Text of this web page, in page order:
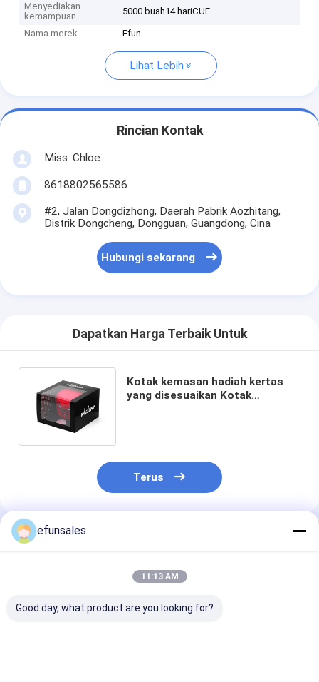
Menyediakan
kemampuan
5000 buah14 hariCUE
Nama merek Efun
Lihat Lebih
Rincian Kontak
Miss. Chloe
8618802565586
#2, Jalan Dongdizhong, Daerah Pabrik Aozhitang,
Distrik Dongcheng, Dongguan, Guangdong, Cina
Hubungi sekarang
Dapatkan Harga Terbaik Untuk
Kotak kemasan hadiah kertas
yang disesuaikan Kotak
Terus
Rekomendasi Produk
efunsales
11:13 AM
Good day, what product are you looking for?